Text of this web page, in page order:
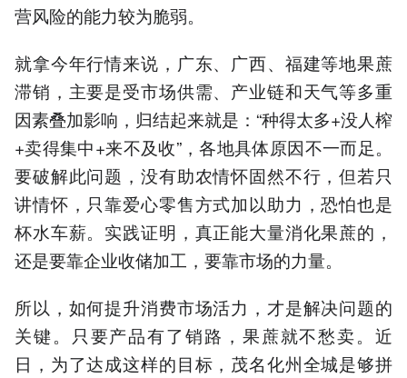
营风险的能力较为脆弱。
就拿今年行情来说，广东、广西、福建等地果蔗
滞销，主要是受市场供需、产业链和天气等多重
因素叠加影响，归结起来就是：“种得太多+没人榨
+卖得集中+来不及收”，各地具体原因不一而足。
要破解此问题，没有助农情怀固然不行，但若只
讲情怀，只靠爱心零售方式加以助力，恐怕也是
杯水车薪。实践证明，真正能大量消化果蔗的，
还是要靠企业收储加工，要靠市场的力量。
所以，如何提升消费市场活力，才是解决问题的
关键。只要产品有了销路，果蔗就不愁卖。近
日，为了达成这样的目标，茂名化州全城是够拼